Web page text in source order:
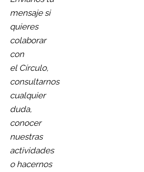
mensaje si
quieres
colaborar
con
el Círculo,
consultarnos
cualquier
duda,
conocer
nuestras
actividades
o hacernos